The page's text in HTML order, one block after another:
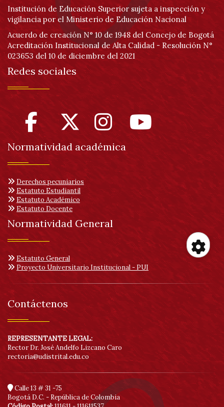
Institución de Educación Superior sujeta a inspección y
vigilancia por el Ministerio de Educación Nacional
Acuerdo de creación N° 10 de 1948 del Concejo de Bogotá
Acreditación Institucional de Alta Calidad - Resolución N°
023653 del 10 de diciembre del 2021
Redes sociales
Normatividad académica
Derechos pecuniarios
Estatuto Estudiantil
Estatuto Académico
Estatuto Docente
Normatividad General
Estatuto General
Proyecto Universitario Institucional - PUI
Contáctenos
REPRESENTANTE LEGAL:
Rector Dr. José Andelfo Lizcano Caro
rectoria@udistrital.edu.co
Calle 13 # 31 -75
Bogotá D.C. - República de Colombia